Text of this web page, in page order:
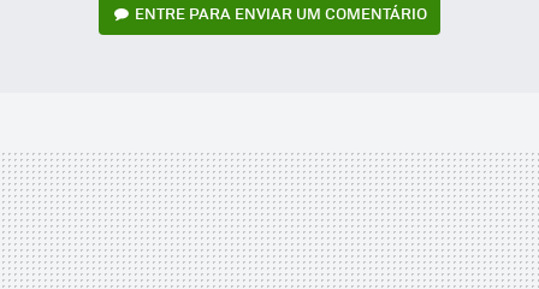
ENTRE PARA ENVIAR UM COMENTÁRIO